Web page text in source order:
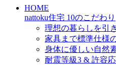
HOME
nattoku住宅 10のこだわり
理想の暮らしを引
家具まで標準仕様
身体に優しい自然
耐震等級3 & 許容